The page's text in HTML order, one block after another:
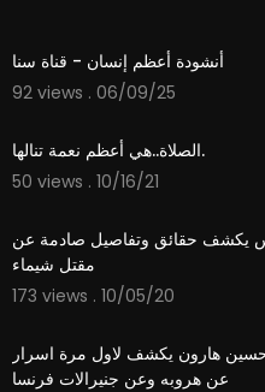
أنشودة أعظم إنسان - قناة سنا
92 views . 06/09/25
الصلاة..هي أعظم نعمة تنالها.
50 views . 10/16/21
يكشف حقائق وتفاصيل صادمة عن
مقتل شيماء
173 views . 10/05/20
هارون يكشف لاول مرة اسرار
عن هروبه وعن جنيرالات فرنسا